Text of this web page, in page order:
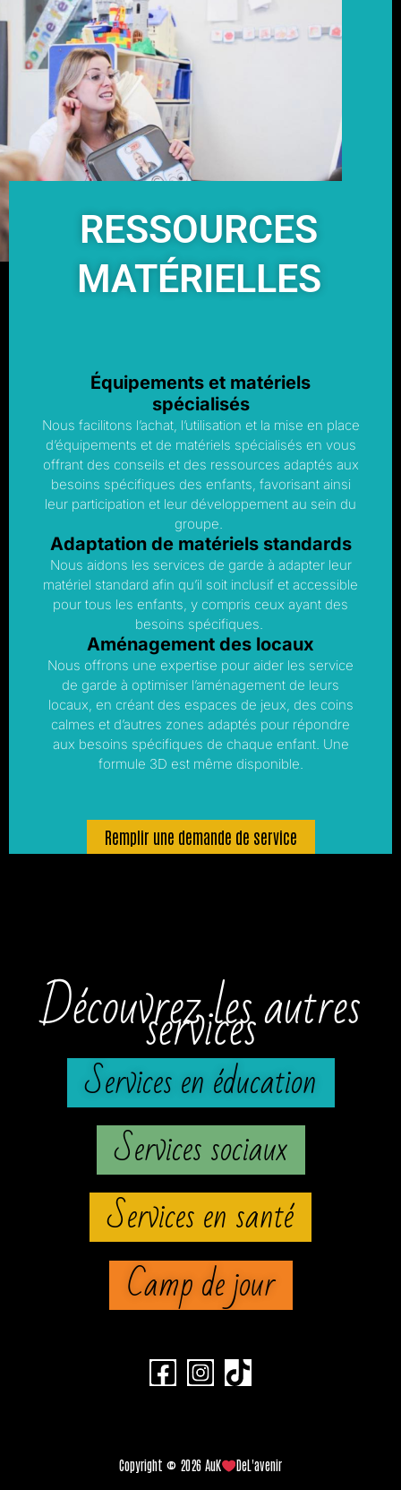
RESSOURCES
MATÉRIELLES
Équipements et matériels
spécialisés
Nous facilitons l’achat, l’utilisation et la mise en place
d’équipements et de matériels spécialisés en vous
offrant des conseils et des ressources adaptés aux
besoins spécifiques des enfants, favorisant ainsi
leur participation et leur développement au sein du
groupe.
Adaptation de matériels standards
Nous aidons les services de garde à adapter leur
matériel standard afin qu’il soit inclusif et accessible
pour tous les enfants, y compris ceux ayant des
besoins spécifiques.
Aménagement des locaux
Nous offrons une expertise pour aider les service
de garde à optimiser l’aménagement de leurs
locaux, en créant des espaces de jeux, des coins
calmes et d’autres zones adaptés pour répondre
aux besoins spécifiques de chaque enfant. Une
formule 3D est même disponible.
Remplir une demande de service
Découvrez les autres
services
Services en éducation
Services sociaux
Services en santé
Camp de jour
Copyright © 2026 AuK DeL'avenir